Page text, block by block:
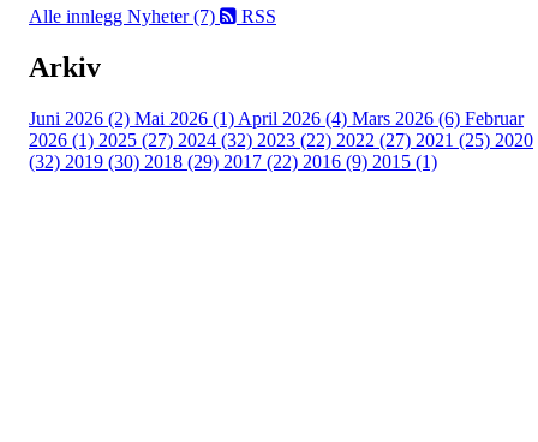
Alle innlegg Nyheter (7) RSS
Arkiv
Juni 2026 (2) Mai 2026 (1) April 2026 (4) Mars 2026 (6) Februar
2026 (1) 2025 (27) 2024 (32) 2023 (22) 2022 (27) 2021 (25) 2020
(32) 2019 (30) 2018 (29) 2017 (22) 2016 (9) 2015 (1)